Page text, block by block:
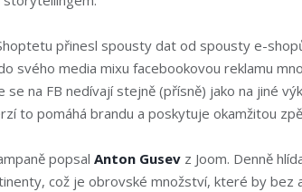
přinesl spousty dat od spousty e-
svého media mixu facebookovou reklamu
se na FB nedívají stejně (přísně) jako na jiné
to pomáhá brandu a poskytuje okamžitou
popsal Anton Gusevz Joom. Denně
což je obrovské množství, které by bez